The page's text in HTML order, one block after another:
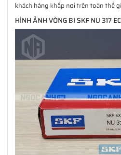
khách hàng khắp nơi trên toàn thế
HÌNH ẢNH VÒNG BI SKF NU 317